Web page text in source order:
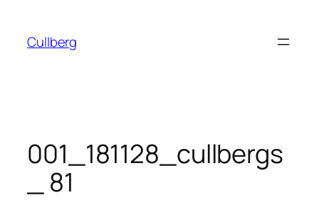
innehåll
Cullberg
001_181128_cullbergs
_ 81